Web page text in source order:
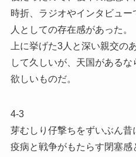
時折、ラジオやインタビュ
人としての存在感があった。
上に挙げた3人と深い親交の
して久しいが、天国がある
欲しいものだ。
4-3
芽むしり仔撃ちをずいぶん昔
疫病と戦争がもたらす閉塞